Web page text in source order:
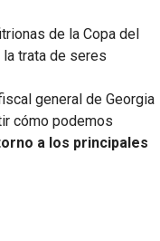
de la Copa del
la trata de seres
general de Georgia
cómo podemos
a los principales